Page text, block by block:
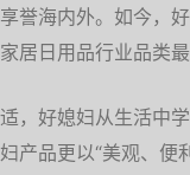
誉海内外。如今，
居日用品行业品类
，好媳妇从生活中
产品更以“美观、